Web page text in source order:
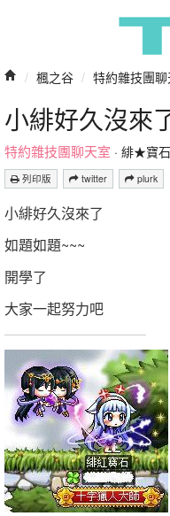
/ 楓之谷 / 特約雜技團聊
小緋好久沒來
特約雜技團聊天室 · 緋★寶石
列印版 twitter plurk
小緋好久沒來了
如題如題~~~
開學了
大家一起努力吧